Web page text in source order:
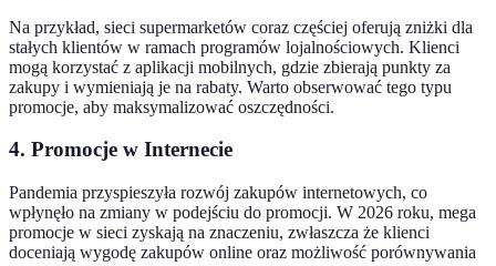
Na przykład, sieci supermarketów coraz częściej oferują zniżki dla
stałych klientów w ramach programów lojalnościowych. Klienci
mogą korzystać z aplikacji mobilnych, gdzie zbierają punkty za
zakupy i wymieniają je na rabaty. Warto obserwować tego typu
promocje, aby maksymalizować oszczędności.
4. Promocje w Internecie
Pandemia przyspieszyła rozwój zakupów internetowych, co
wpłynęło na zmiany w podejściu do promocji. W 2026 roku, mega
promocje w sieci zyskają na znaczeniu, zwłaszcza że klienci
doceniają wygodę zakupów online oraz możliwość porównywania